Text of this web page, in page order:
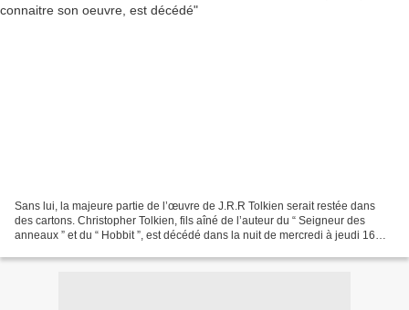
Sans lui, la majeure partie de l’œuvre de J.R.R Tolkien serait restée dans
des cartons. Christopher Tolkien, fils aîné de l’auteur du “ Seigneur des
anneaux ” et du “ Hobbit ”, est décédé dans la nuit de mercredi à jeudi 16